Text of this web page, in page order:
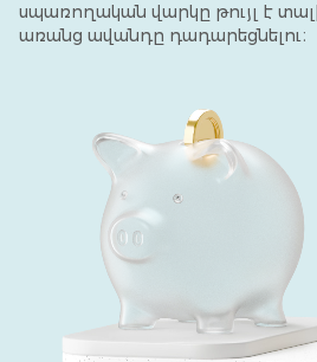
սպառողական վարկը թույլ է
առանց ավանդը դադարեցնելու։